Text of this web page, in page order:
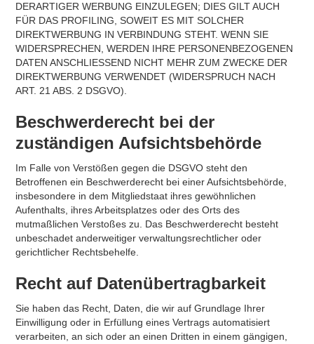
DERARTIGER WERBUNG EINZULEGEN; DIES GILT AUCH
FÜR DAS PROFILING, SOWEIT ES MIT SOLCHER
DIREKTWERBUNG IN VERBINDUNG STEHT. WENN SIE
WIDERSPRECHEN, WERDEN IHRE PERSONENBEZOGENEN
DATEN ANSCHLIESSEND NICHT MEHR ZUM ZWECKE DER
DIREKTWERBUNG VERWENDET (WIDERSPRUCH NACH
ART. 21 ABS. 2 DSGVO).
Beschwerde­recht bei der
zuständigen Aufsichts­behörde
Im Falle von Verstößen gegen die DSGVO steht den
Betroffenen ein Beschwerderecht bei einer Aufsichtsbehörde,
insbesondere in dem Mitgliedstaat ihres gewöhnlichen
Aufenthalts, ihres Arbeitsplatzes oder des Orts des
mutmaßlichen Verstoßes zu. Das Beschwerderecht besteht
unbeschadet anderweitiger verwaltungsrechtlicher oder
gerichtlicher Rechtsbehelfe.
Recht auf Daten­übertrag­barkeit
Sie haben das Recht, Daten, die wir auf Grundlage Ihrer
Einwilligung oder in Erfüllung eines Vertrags automatisiert
verarbeiten, an sich oder an einen Dritten in einem gängigen,